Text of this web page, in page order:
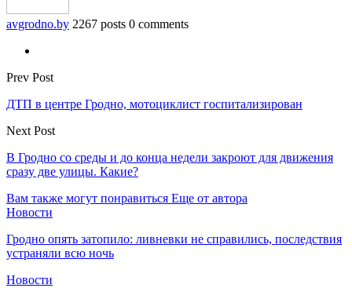
avgrodno.by 2267 posts 0 comments
Prev Post
ДТП в центре Гродно, мотоциклист госпитализирован
Next Post
В Гродно со среды и до конца недели закроют для движения
сразу две улицы. Какие?
Вам также могут понравиться Еще от автора
Новости
Гродно опять затопило: ливневки не справились, последствия
устраняли всю ночь
Новости